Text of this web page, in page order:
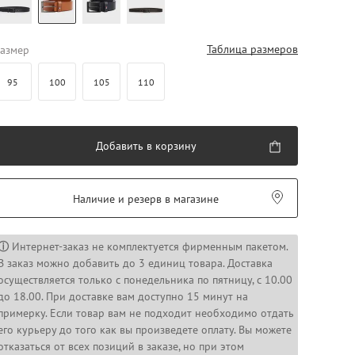
Таблица размеров
95 100 105 110
Добавить в корзину
Наличие и резерв в магазине
Интернет-заказ не комплектуется фирменным пакетом.
заказ можно добавить до 3 единиц товара. Доставка
только с понедельника по пятницу, с 10.00
18.00. При доставке вам доступно 15 минут на
Если товар вам не подходит необходимо отдать
курьеру до того как вы произведете оплату. Вы можете
от всех позиций в заказе, но при этом